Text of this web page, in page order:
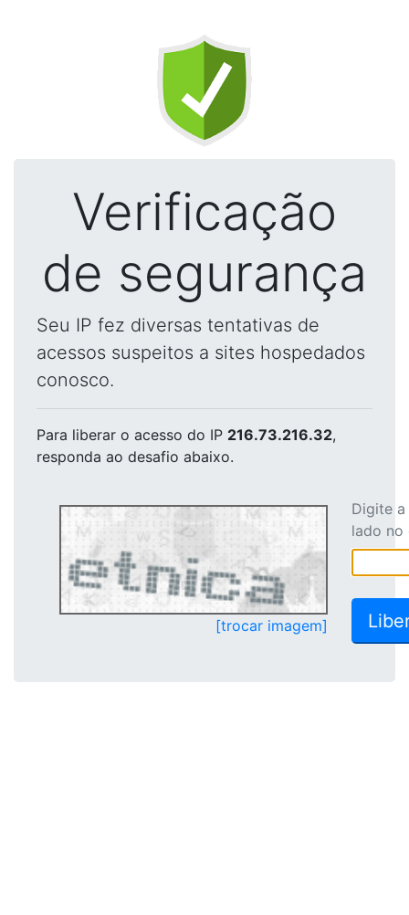
Verificação
de segurança
Seu IP fez diversas tentativas de
acessos suspeitos a sites hospedados
conosco.
Para liberar o acesso do IP 216.73.216.32,
responda ao desafio abaixo.
[trocar imagem]
Digite
lado no